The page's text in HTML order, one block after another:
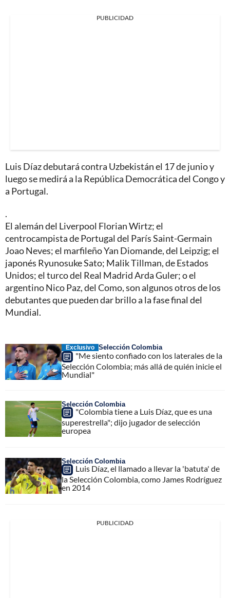
PUBLICIDAD
Luis Díaz debutará contra Uzbekistán el 17 de junio y
luego se medirá a la República Democrática del Congo y
a Portugal.
.
El alemán del Liverpool Florian Wirtz; el
centrocampista de Portugal del París Saint-Germain
Joao Neves; el marfileño Yan Diomande, del Leipzig; el
japonés Ryunosuke Sato; Malik Tillman, de Estados
Unidos; el turco del Real Madrid Arda Guler; o el
argentino Nico Paz, del Como, son algunos otros de los
debutantes que pueden dar brillo a la fase final del
Mundial.
Exclusivo Selección Colombia
"Me siento confiado con los laterales de la
Selección Colombia; más allá de quién inicie el
Mundial"
Selección Colombia
"Colombia tiene a Luis Díaz, que es una
superestrella"; dijo jugador de selección
europea
Selección Colombia
Luis Díaz, el llamado a llevar la 'batuta' de
la Selección Colombia, como James Rodríguez
en 2014
PUBLICIDAD